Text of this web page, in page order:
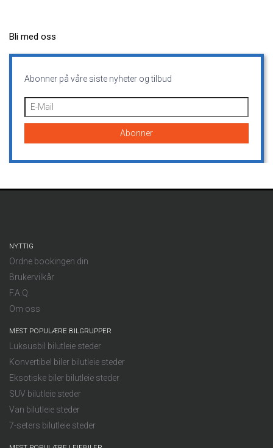
Bli med oss
Abonner på våre siste nyheter og tilbud
NYTTIG
Ordne bookingen din
Brukervilkår
F.A.Q.
Om oss
MEST POPULÆRE BILGRUPPER
Luksusbil bilutleie steder
Konvertibel biler bilutleie steder
Eksotiske biler bilutleie steder
SUV bilutleie steder
Van bilutleie steder
7-seters bilutleie steder